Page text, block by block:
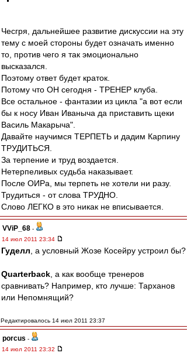
Чесгря, дальнейшее развитие дискуссии на эту
тему с моей стороны будет означать именно
то, против чего я так эмоционально
высказался.
Поэтому ответ будет краток.
Потому что ОН сегодня - ТРЕНЕР клуба.
Все остальное - фантазии из цикла "а вот если
бы к носу Иван Иваныча да приставить щеки
Василь Макарыча".
Давайте научимся ТЕРПЕТЬ и дадим Карпину
ТРУДИТЬСЯ.
За терпение и труд воздается.
Нетерпеливых судьба наказывает.
После ОИРа, мы терпеть не хотели ни разу.
Трудиться - от слова ТРУДНО.
Слово ЛЕГКО в это никак не вписывается.
VViP_68 -
14 июл 2011 23:34
Гуделл , а условный Жозе Косейру устроил бы?
Quarterback , а как вообще тренеров
сравнивать? Например, кто лучше: Тарханов
или Непомнящий?
Редактировалось 14 июл 2011 23:37
porcus -
14 июл 2011 23:32